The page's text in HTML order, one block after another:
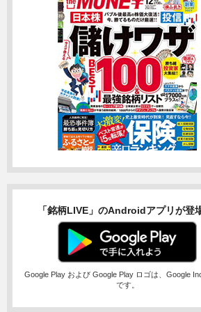
「銘柄LIVE」のAndroidアプリが登
Google Play および Google Play ロゴは、Google
です。